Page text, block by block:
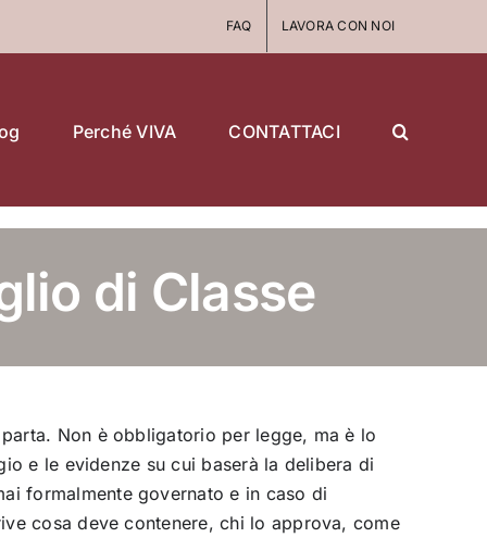
FAQ LAVORA CON NOI
Perché VIVA CONTATTACI
di Classe
Non è obbligatorio per legge, ma è lo
e le evidenze su cui baserà la delibera di
formalmente governato e in caso di
cosa deve contenere, chi lo approva, come